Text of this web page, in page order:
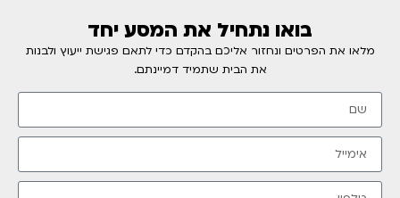
בואו נתחיל את המסע יחד
מלאו את הפרטים ונחזור אליכם בהקדם כדי לתאם פגישת ייעוץ ולבנות
את הבית שתמיד דמיינתם.